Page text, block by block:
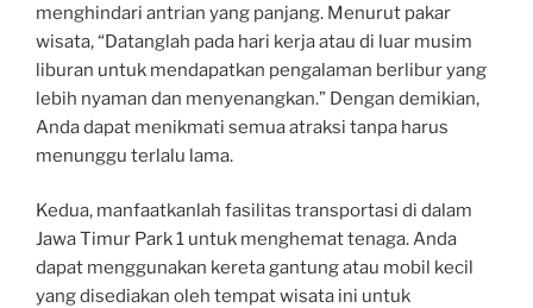
menghindari antrian yang panjang. Menurut pakar
wisata, “Datanglah pada hari kerja atau di luar musim
liburan untuk mendapatkan pengalaman berlibur yang
lebih nyaman dan menyenangkan.” Dengan demikian,
Anda dapat menikmati semua atraksi tanpa harus
menunggu terlalu lama.
Kedua, manfaatkanlah fasilitas transportasi di dalam
Jawa Timur Park 1 untuk menghemat tenaga. Anda
dapat menggunakan kereta gantung atau mobil kecil
yang disediakan oleh tempat wisata ini untuk